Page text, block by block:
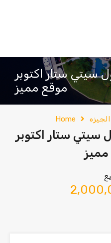
29م مول سيتي ستار اكتوبر
موقع مميز
Home الجيزه
29م مول سيتي ستار اكتوبر